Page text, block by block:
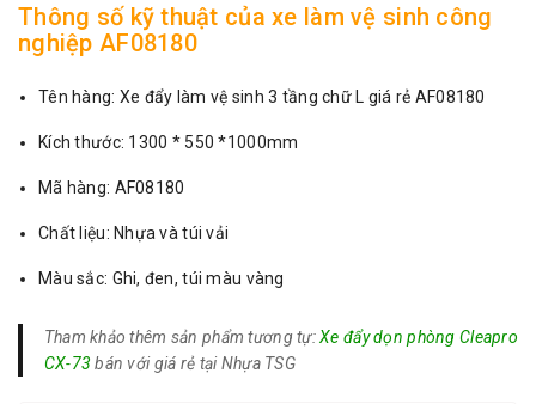
Thông số kỹ thuật của xe làm vệ sinh công
nghiệp AF08180
Tên hàng: Xe đẩy làm vệ sinh 3 tầng chữ L giá rẻ AF08180
Kích thước: 1300 * 550 *1000mm
Mã hàng: AF08180
Chất liệu: Nhựa và túi vải
Màu sắc: Ghi, đen, túi màu vàng
Tham khảo thêm sản phẩm tương tự:Xe đẩy dọn phòng Cleapro
CX-73 bán với giá rẻ tại Nhựa TSG